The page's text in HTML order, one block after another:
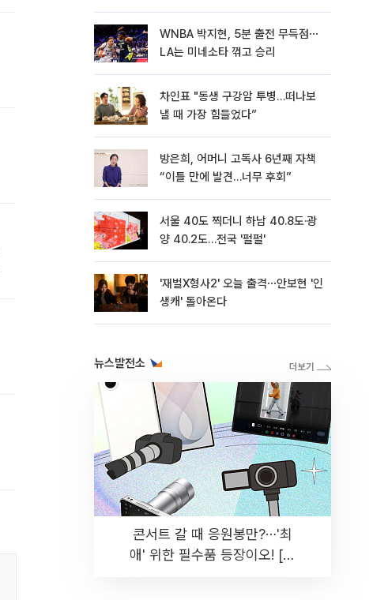
WNBA 박지현, 5분 출전 무득점⋯
LA는 미네소타 꺾고 승리
차인표 "동생 구강암 투병…떠나보
낼 때 가장 힘들었다”
방은희, 어머니 고독사 6년째 자책
“이틀 만에 발견…너무 후회”
서울 40도 찍더니 하남 40.8도·광
양 40.2도…전국 '펄펄'
'재벌X형사2' 오늘 출격⋯안보현 '인
생캐' 돌아온다
뉴스발전소
콘서트 갈 때 응원봉만?⋯'최
애' 위한 필수품 등장이오! [솔